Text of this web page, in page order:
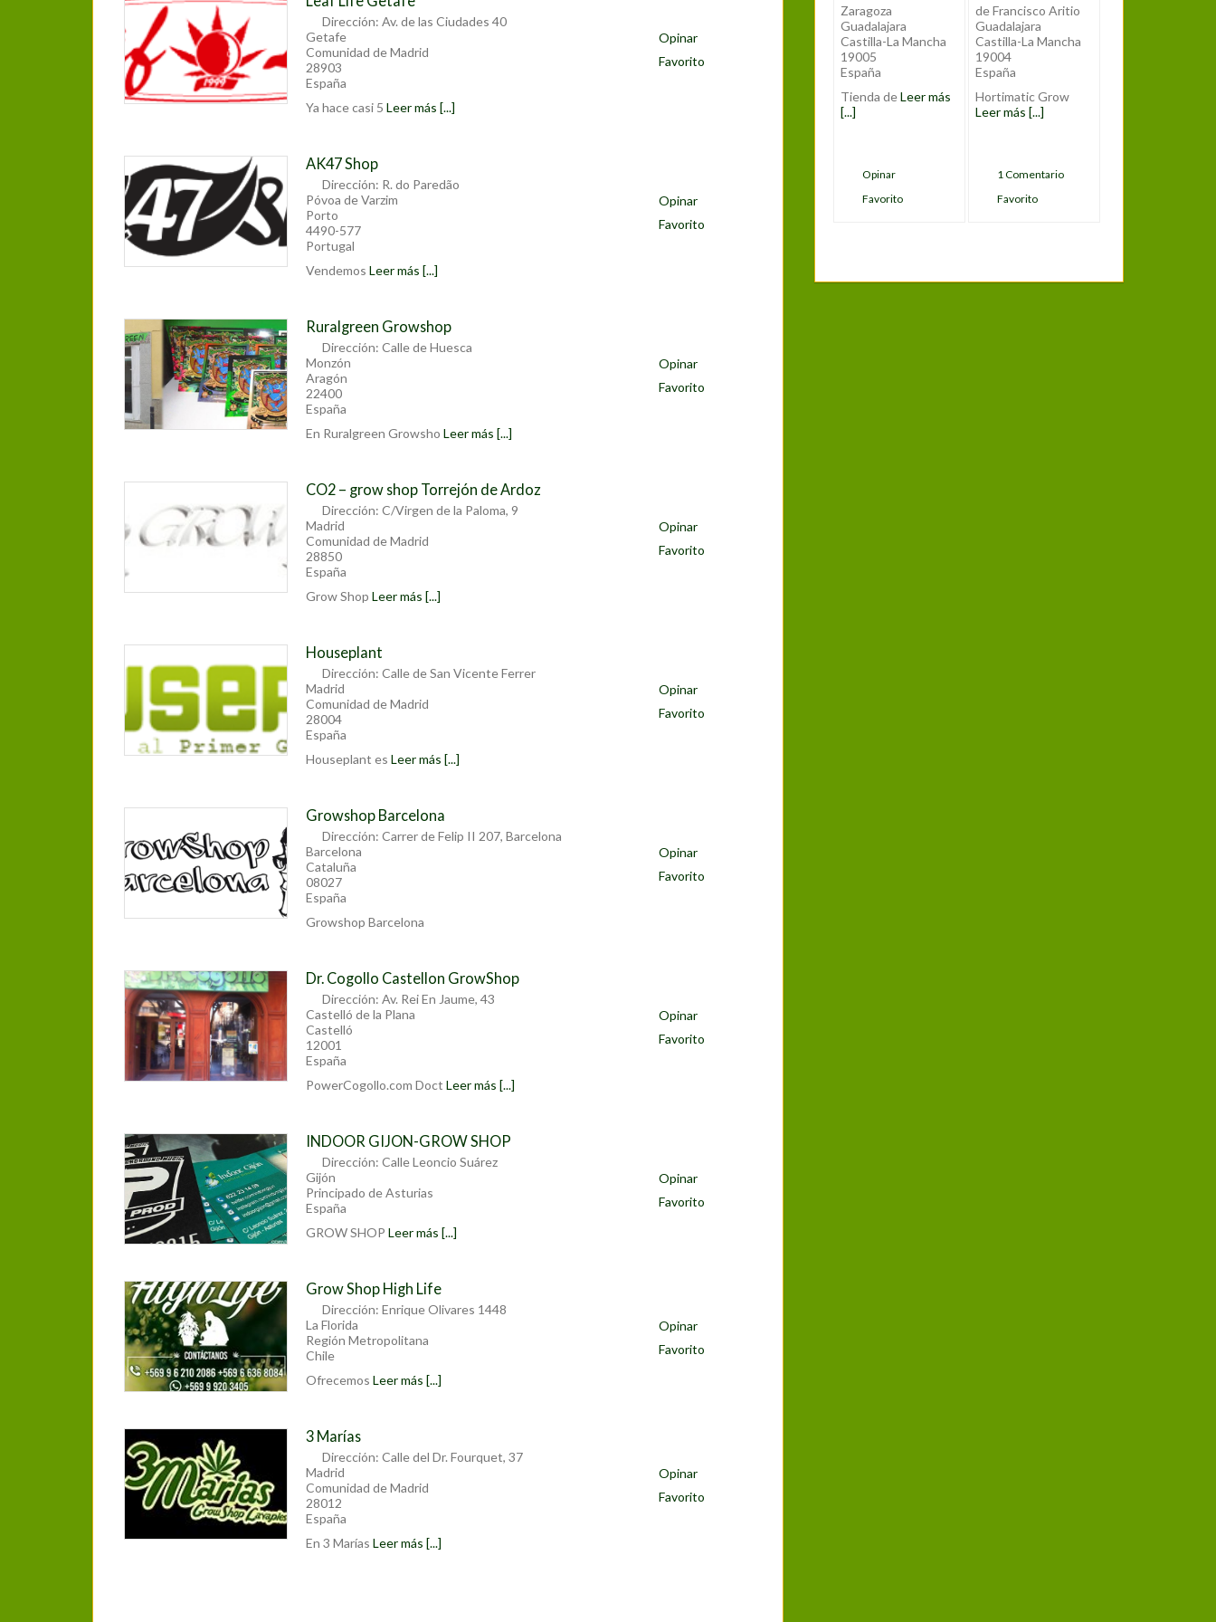
Dirección: Av. de las Ciudades 40
Getafe
Comunidad de Madrid
28903
España
Ya hace casi 5Leer más [...]
Opinar
Favorito
AK47 Shop
Dirección: R. do Paredão
Póvoa de Varzim
Porto
4490-577
Portugal
VendemosLeer más [...]
Opinar
Favorito
Ruralgreen Growshop
Dirección: Calle de Huesca
Monzón
Aragón
22400
España
En Ruralgreen GrowshoLeer más [...]
Opinar
Favorito
CO2 – grow shop Torrejón de Ardoz
Dirección: C/Virgen de la Paloma, 9
Madrid
Comunidad de Madrid
28850
España
Grow ShopLeer más [...]
Opinar
Favorito
Houseplant
Dirección: Calle de San Vicente Ferrer
Madrid
Comunidad de Madrid
28004
España
Houseplant esLeer más [...]
Opinar
Favorito
Growshop Barcelona
Dirección: Carrer de Felip II 207, Barcelona
Barcelona
Cataluña
08027
España
Growshop Barcelona
Opinar
Favorito
Dr. Cogollo Castellon GrowShop
Dirección: Av. Rei En Jaume, 43
Castelló de la Plana
Castelló
12001
España
PowerCogollo.com DoctLeer más [...]
Opinar
Favorito
INDOOR GIJON-GROW SHOP
Dirección: Calle Leoncio Suárez
Gijón
Principado de Asturias
España
GROW SHOPLeer más [...]
Opinar
Favorito
Grow Shop High Life
Dirección: Enrique Olivares 1448
La Florida
Región Metropolitana
Chile
OfrecemosLeer más [...]
Opinar
Favorito
3 Marías
Dirección: Calle del Dr. Fourquet, 37
Madrid
Comunidad de Madrid
28012
España
En 3 MaríasLeer más [...]
Opinar
Favorito
Zaragoza
Guadalajara
Castilla-La Mancha
19005
España
Tienda deLeer más
[...]
Opinar
Favorito
de Francisco Aritio
Guadalajara
Castilla-La Mancha
19004
España
Hortimatic Grow
Leer más [...]
1 Comentario
Favorito